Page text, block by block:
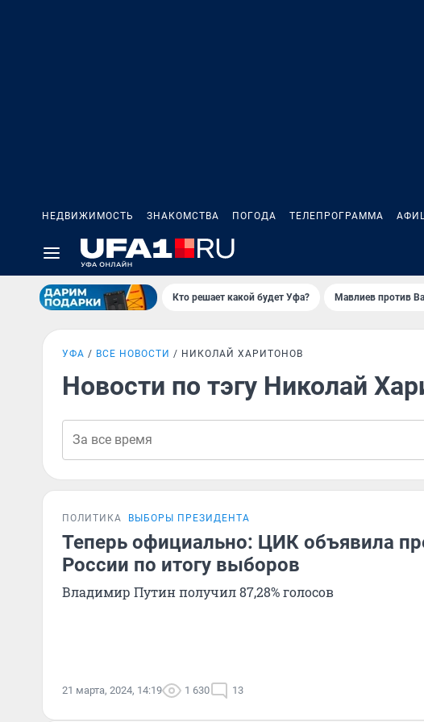
НЕДВИЖИМОСТЬ ЗНАКОМСТВА ПОГОДА ТЕЛЕПРОГРАММА
Кто решает какой будет Уфа? Мавлиев против
УФА ВСЕ НОВОСТИ НИКОЛАЙ ХАРИТОНОВ
Новости по тэгу Николай
ПОЛИТИКА ВЫБОРЫ ПРЕЗИДЕНТА
Теперь официально: ЦИК объявила
России по итогу выборов
Владимир Путин получил 87,28% голосов
21 марта, 2024, 14:19 1 630 13